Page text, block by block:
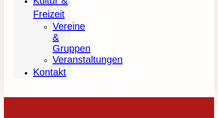
Freizeit
Vereine
&
Gruppen
Veranstaltungen
Kontakt